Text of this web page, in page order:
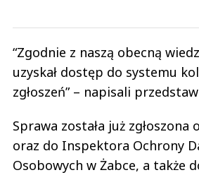
“Zgodnie z naszą obecną
uzyskał dostęp do systemu
zgłoszeń” – napisali
Sprawa została już zgłoszona
oraz do Inspektora Ochrony
Osobowych w Żabce, a także